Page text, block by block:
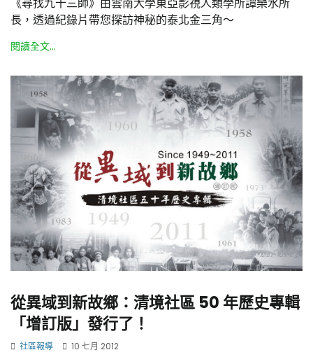
《尋找九十三師》由雲南大學東亞影視人類學所譚樂水所
長，透過紀錄片帶您探訪神秘的泰北金三角～
閱讀全文...
從異域到新故鄉：清境社區 50 年歷史專輯
「增訂版」發行了！
社區報導 10 七月 2012